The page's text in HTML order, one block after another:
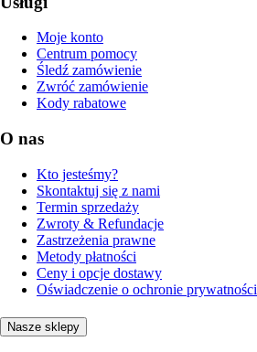
Moje konto
Centrum pomocy
Śledź zamówienie
Zwróć zamówienie
Kody rabatowe
O nas
Kto jesteśmy?
Skontaktuj się z nami
Termin sprzedaży
Zwroty & Refundacje
Zastrzeżenia prawne
Metody płatności
Ceny i opcje dostawy
Oświadczenie o ochronie prywatności
Nasze sklepy